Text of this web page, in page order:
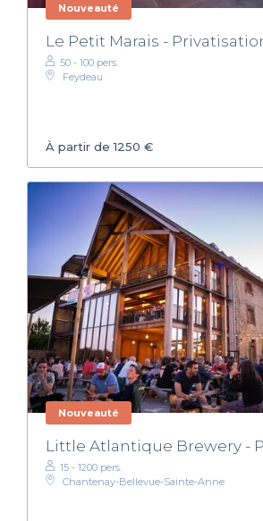
Nouveauté
Le Petit Marais -
50 - 100 pers.
Feydeau
À partir de 1250 €
Nouveauté
Little Atlantique Brewery -
15 - 1200 pers.
Chantenay-Bellevue-Sainte-Anne